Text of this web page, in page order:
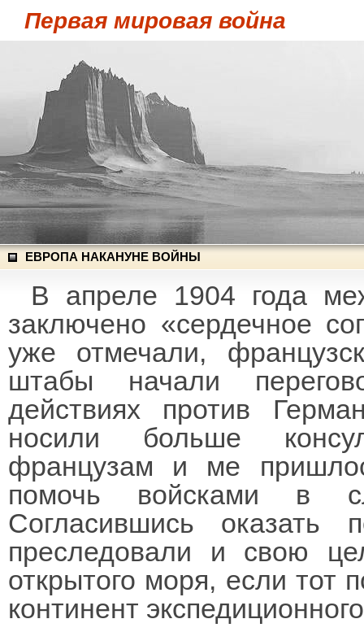
Первая мировая война
ЕВРОПА НАКАНУНЕ ВОЙНЫ
В апреле 1904 года
заключено «сердечное
уже отмечали,
штабы начали
действиях против
носили больше
французам и ме
помочь войсками в
Согласившись оказать
преследовали и свою
открытого моря, если тот
континент